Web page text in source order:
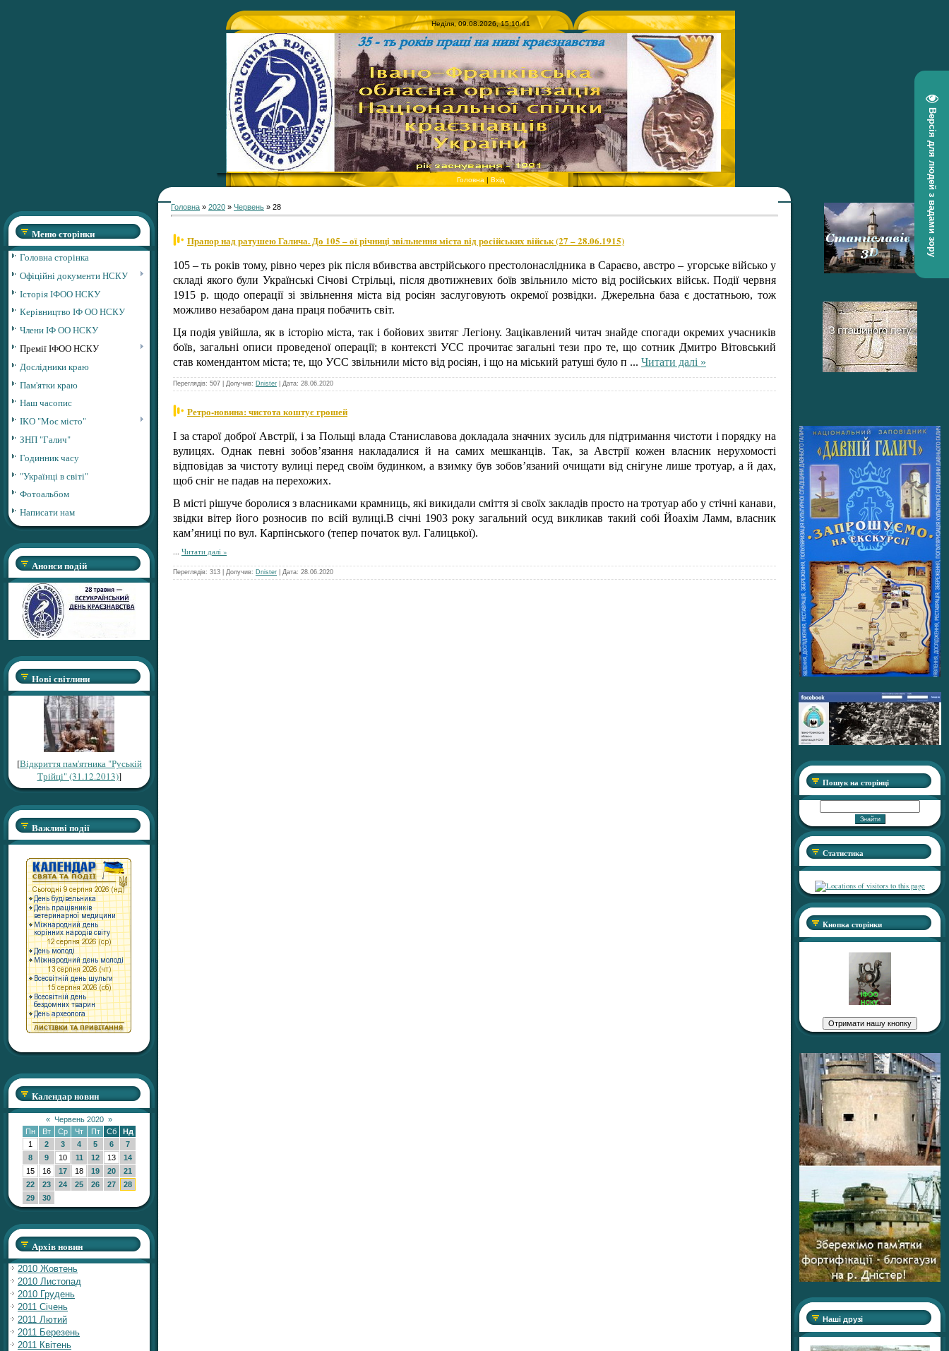
Версія для людей з вадами зору
Неділя, 09.08.2026, 15:10:41
Головна | Вхід
Меню сторінки
Головна сторінка
Офіційні документи НСКУ
Історія ІФОО НСКУ
Керівництво ІФ ОО НСКУ
Члени ІФ ОО НСКУ
Премії ІФОО НСКУ
Дослідники краю
Пам'ятки краю
Наш часопис
ІКО "Моє місто"
ЗНП "Галич"
Годинник часу
"Українці в світі"
Фотоальбом
Написати нам
Анонси подій
Нові світлини
[Відкриття пам'ятника "Руській
Трійці" (31.12.2013)]
Важливі події
Календар новин
« Червень 2020 »
Пн
Вт Ср Чт Пт Сб
Нд
1
2 3 4 5 6
7
8
9 10 11 12 13
14
15
16 17 18 19 20
21
22
23 24 25 26 27
28
29
30
Архів новин
2010 Жовтень
2010 Листопад
2010 Грудень
2011 Січень
2011 Лютий
2011 Березень
2011 Квітень
Головна » 2020 » Червень » 28
Прапор над ратушею Галича. До 105 – ої річниці звільнення міста від російських військ (27 – 28.06.1915)
105 – ть років тому, рівно через рік після вбивства австрійського престолонаслідника в Сараєво, австро – угорське військо у
складі якого були Українські Січові Стрільці, після двотижневих боїв звільнило місто від російських військ. Події червня
1915 р. щодо операції зі звільнення міста від росіян заслуговують окремої розвідки. Джерельна база є достатньою, тож
можливо незабаром дана праця побачить світ.
Ця подія увійшла, як в історію міста, так і бойових звитяг Легіону. Зацікавлений читач знайде спогади окремих учасників
боїв, загальні описи проведеної операції; в контексті УСС прочитає загальні тези про те, що сотник Дмитро Вітовський
став комендантом міста; те, що УСС звільнили місто від росіян, і що на міський ратуші було п ... Читати далі »
Переглядів: 507 | Долучив: Dnister | Дата: 28.06.2020
Ретро-новина: чистота коштує грошей
І за старої доброї Австрії, і за Польщі влада Станиславова докладала значних зусиль для підтримання чистоти і порядку на
вулицях. Однак певні зобов’язання накладалися й на самих мешканців. Так, за Австрії кожен власник нерухомості
відповідав за чистоту вулиці перед своїм будинком, а взимку був зобов’язаний очищати від снігуне лише тротуар, а й дах,
щоб сніг не падав на перехожих.
В місті рішуче боролися з власниками крамниць, які викидали сміття зі своїх закладів просто на тротуар або у стічні канави,
звідки вітер його розносив по всій вулиці.В січні 1903 року загальний осуд викликав такий собі Йоахім Ламм, власник
кам’яниці по вул. Карпінського (тепер початок вул. Галицької).
... Читати далі »
Переглядів: 313 | Долучив: Dnister | Дата: 28.06.2020
Пошук на сторінці
Статистика
Кнопка сторінки
Наші друзі